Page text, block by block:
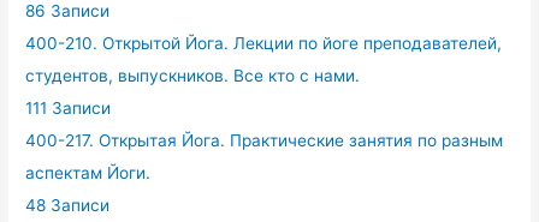
86 Записи
400-210. Открытой Йога. Лекции по йоге преподавателей,
студентов, выпускников. Все кто с нами.
111 Записи
400-217. Открытая Йога. Практические занятия по разным
аспектам Йоги.
48 Записи